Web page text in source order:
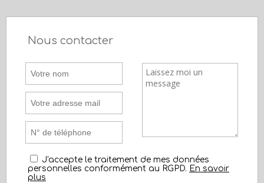
Nous contacter
J'accepte le traitement de mes données
personnelles conformément au RGPD. En savoir
plus